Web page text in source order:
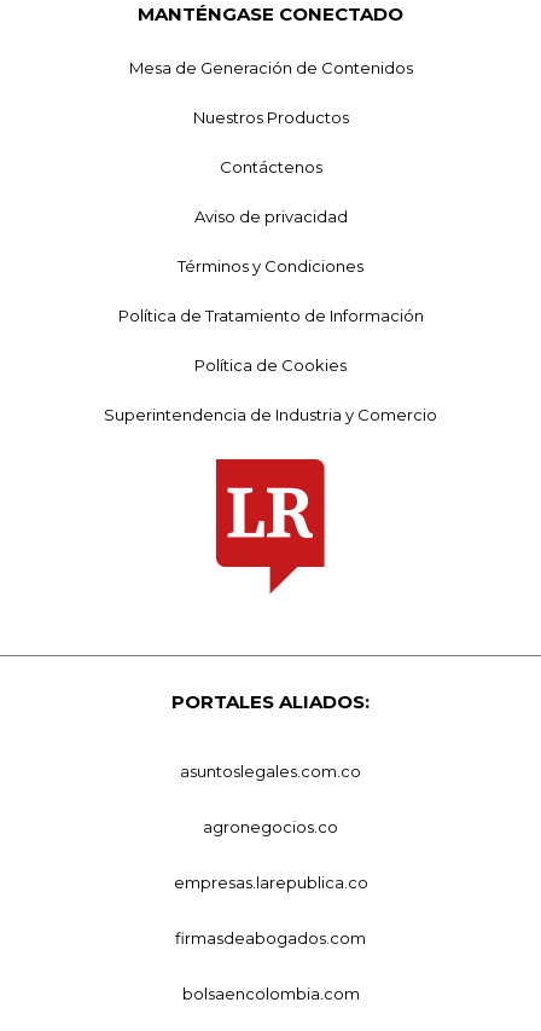
MANTÉNGASE CONECTADO
Mesa de Generación de Contenidos
Nuestros Productos
Contáctenos
Aviso de privacidad
Términos y Condiciones
Política de Tratamiento de Información
Política de Cookies
Superintendencia de Industria y Comercio
PORTALES ALIADOS:
asuntoslegales.com.co
agronegocios.co
empresas.larepublica.co
firmasdeabogados.com
bolsaencolombia.com